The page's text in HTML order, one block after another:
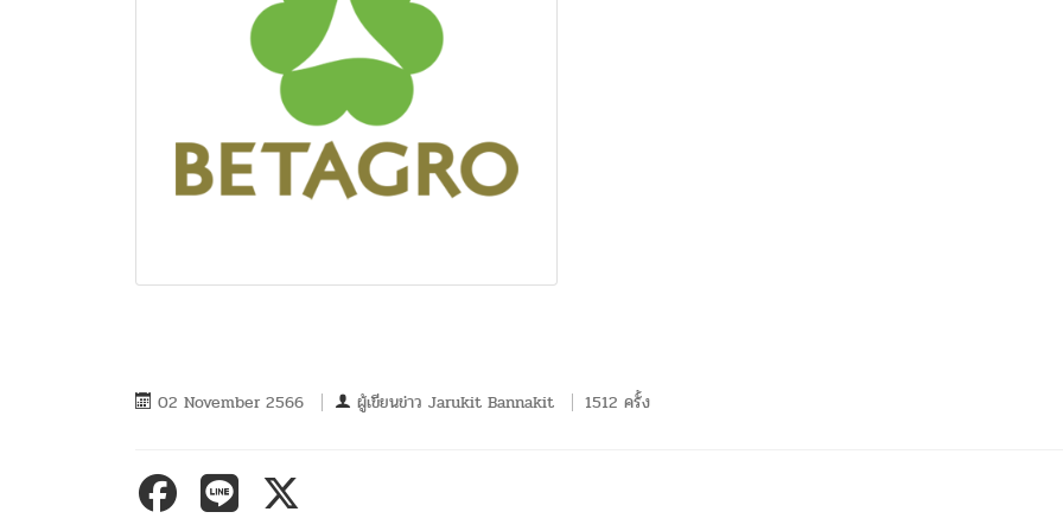
02 November 2566 ผู้เขียนข่าว Jarukit Bannakit 1512 ครั้ง